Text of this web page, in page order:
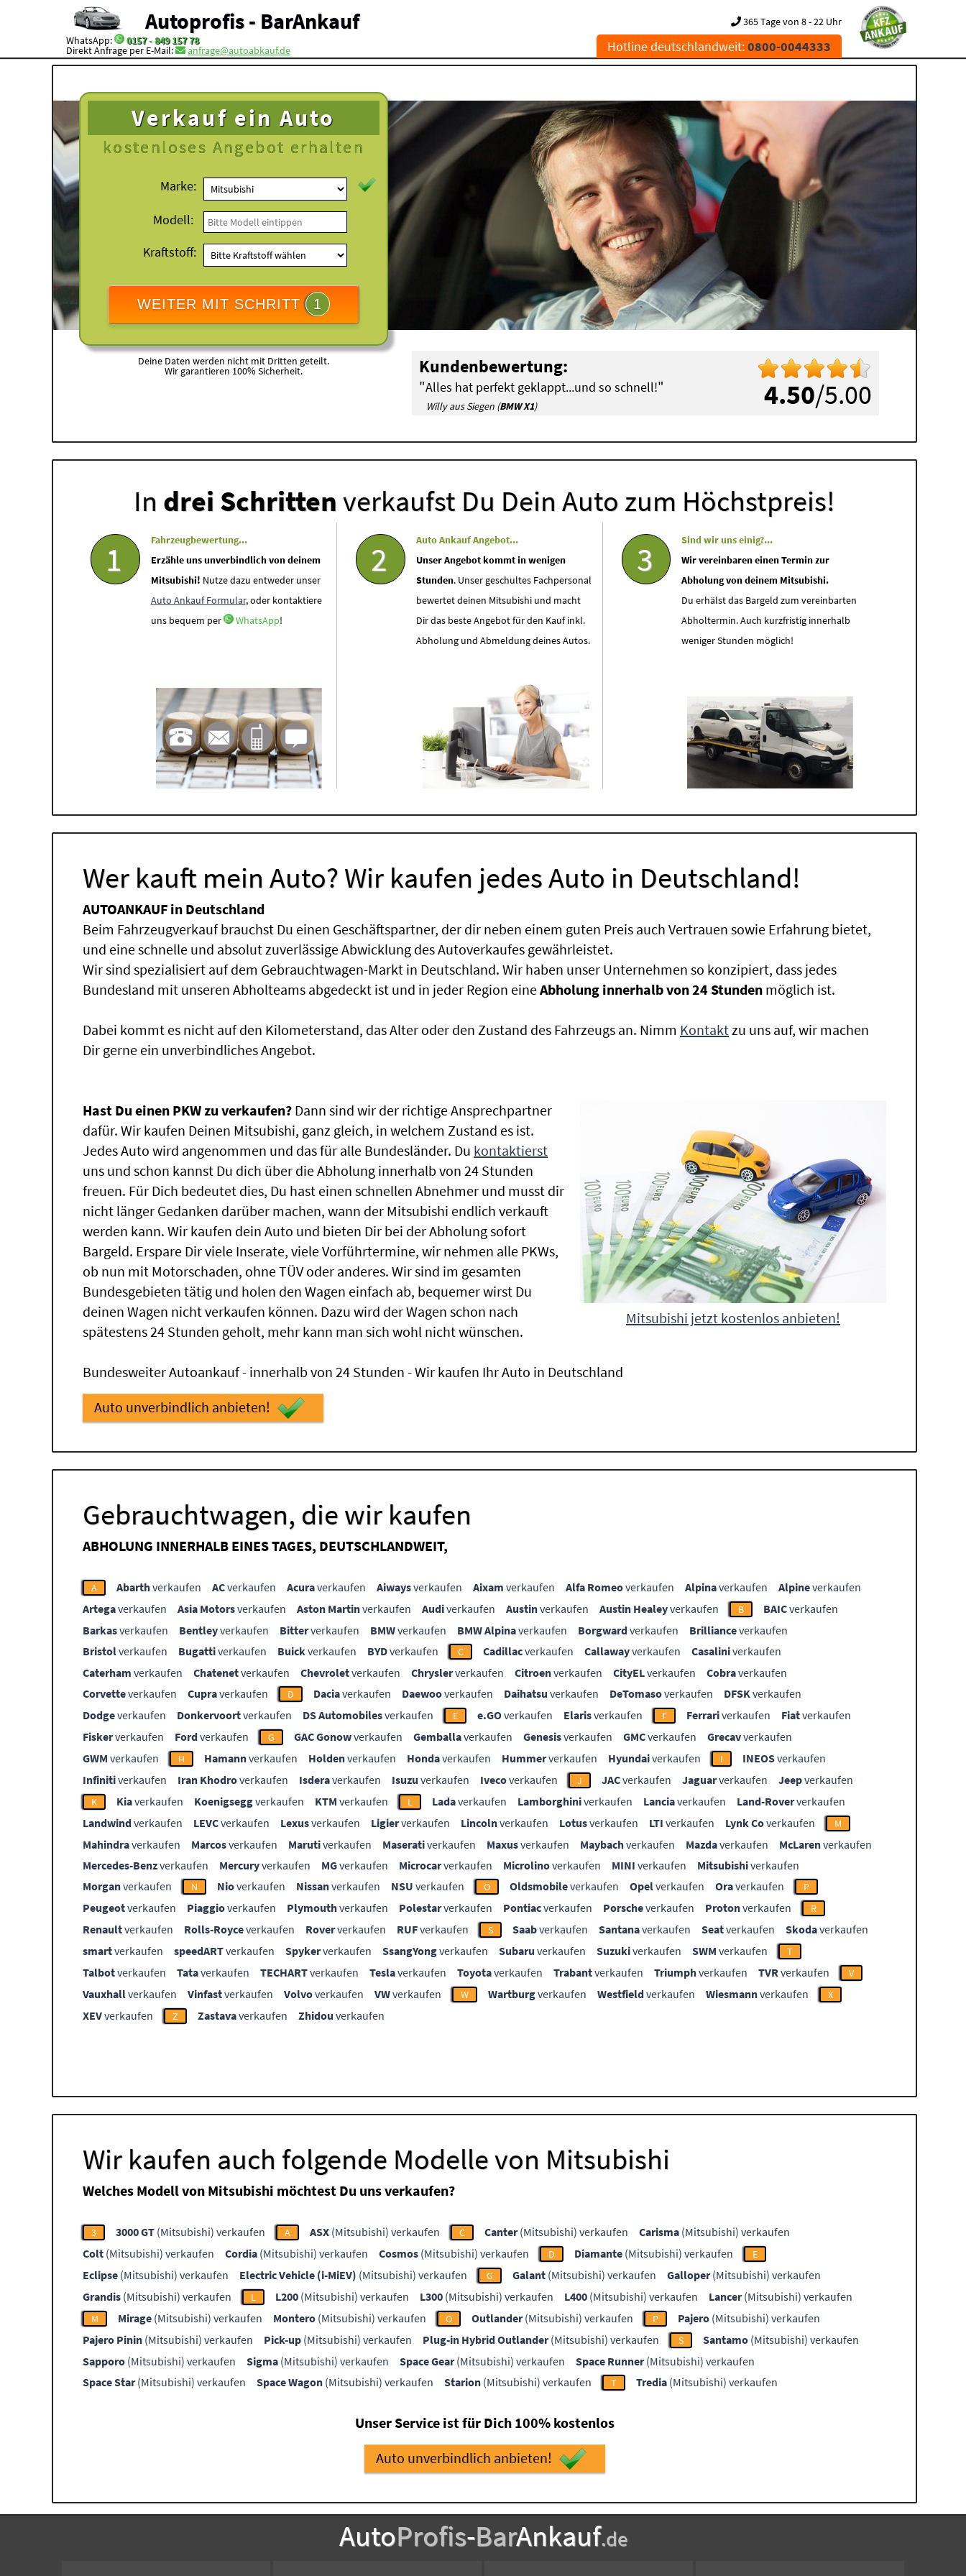
Autoprofis - BarAnkauf
WhatsApp: 0157 - 849 157 78
Direkt Anfrage per E-Mail: anfrage@autoabkauf.de
365 Tage von 8 - 22 Uhr
Hotline deutschlandweit:0800-0044333
Verkauf ein Auto
kostenloses Angebot erhalten
Marke:
Modell:
Kraftstoff:
WEITER MIT SCHRITT 1
Deine Daten werden nicht mit Dritten geteilt.
Wir garantieren 100% Sicherheit.
4.50/5.00
Kundenbewertung:
"Alles hat perfekt geklappt...und so schnell!"
Willy aus Siegen (BMW X1)
In drei Schrittenverkaufst Du Dein Auto zum Höchstpreis!
1
Fahrzeugbewertung...
Erzähle uns unverbindlich von deinem
Mitsubishi! Nutze dazu entweder unser
Auto Ankauf Formular, oder kontaktiere
uns bequem per
WhatsApp!
2
Auto Ankauf Angebot...
Unser Angebot kommt in wenigen
Stunden. Unser geschultes Fachpersonal
bewertet deinen Mitsubishi und macht
Dir das beste Angebot für den Kauf inkl.
Abholung und Abmeldung deines Autos.
3
Sind wir uns einig?...
Wir vereinbaren einen Termin zur
Abholung von deinem Mitsubishi.
Du erhälst das Bargeld zum vereinbarten
Abholtermin. Auch kurzfristig innerhalb
weniger Stunden möglich!
Wer kauft mein Auto? Wir kaufen jedes Auto in Deutschland!
AUTOANKAUF in Deutschland
Beim Fahrzeugverkauf brauchst Du einen Geschäftspartner, der dir neben einem guten Preis auch Vertrauen sowie Erfahrung bietet,
und eine schnelle und absolut zuverlässige Abwicklung des Autoverkaufes gewährleistet.
Wir sind spezialisiert auf dem Gebrauchtwagen-Markt in Deutschland. Wir haben unser Unternehmen so konzipiert, dass jedes
Bundesland mit unseren Abholteams abgedeckt ist und in jeder Region eineAbholung innerhalb von 24 Stunden möglich ist.
Dabei kommt es nicht auf den Kilometerstand, das Alter oder den Zustand des Fahrzeugs an. Nimm Kontaktzu uns auf, wir machen
Dir gerne ein unverbindliches Angebot.
Mitsubishi jetzt kostenlos anbieten!
Hast Du einen PKW zu verkaufen? Dann sind wir der richtige Ansprechpartner
dafür. Wir kaufen Deinen Mitsubishi, ganz gleich, in welchem Zustand es ist.
Jedes Auto wird angenommen und das für alle Bundesländer. Du kontaktierst
uns und schon kannst Du dich über die Abholung innerhalb von 24 Stunden
freuen. Für Dich bedeutet dies, Du hast einen schnellen Abnehmer und musst dir
nicht länger Gedanken darüber machen, wann der Mitsubishi endlich verkauft
werden kann. Wir kaufen dein Auto und bieten Dir bei der Abholung sofort
Bargeld. Erspare Dir viele Inserate, viele Vorführtermine, wir nehmen alle PKWs,
ob nun mit Motorschaden, ohne TÜV oder anderes. Wir sind im gesamten
Bundesgebieten tätig und holen den Wagen einfach ab, bequemer wirst Du
deinen Wagen nicht verkaufen können. Dazu wird der Wagen schon nach
spätestens 24 Stunden geholt, mehr kann man sich wohl nicht wünschen.
Bundesweiter Autoankauf - innerhalb von 24 Stunden - Wir kaufen Ihr Auto in Deutschland
Auto unverbindlich anbieten!
Gebrauchtwagen, die wir kaufen
ABHOLUNG INNERHALB EINES TAGES, DEUTSCHLANDWEIT,
A Abarthverkaufen ACverkaufen Acuraverkaufen Aiwaysverkaufen Aixam verkaufen Alfa Romeoverkaufen Alpinaverkaufen Alpineverkaufen
Artegaverkaufen Asia Motorsverkaufen Aston Martinverkaufen Audiverkaufen Austinverkaufen Austin Healeyverkaufen B BAICverkaufen
Barkasverkaufen Bentleyverkaufen Bitterverkaufen BMWverkaufen BMW Alpinaverkaufen Borgwardverkaufen Brillianceverkaufen
Bristolverkaufen Bugattiverkaufen Buickverkaufen BYDverkaufen C Cadillacverkaufen Callawayverkaufen Casaliniverkaufen
Caterham verkaufen Chatenetverkaufen Chevroletverkaufen Chryslerverkaufen Citroenverkaufen CityELverkaufen Cobraverkaufen
Corvetteverkaufen Cupraverkaufen D Daciaverkaufen Daewooverkaufen Daihatsu verkaufen DeTomasoverkaufen DFSKverkaufen
Dodgeverkaufen Donkervoortverkaufen DS Automobilesverkaufen E e.GOverkaufen Elarisverkaufen F Ferrariverkaufen Fiatverkaufen
Fiskerverkaufen Fordverkaufen G GAC Gonowverkaufen Gemballaverkaufen Genesisverkaufen GMCverkaufen Grecavverkaufen
GWM verkaufen H Hamannverkaufen Holdenverkaufen Hondaverkaufen Hummerverkaufen Hyundaiverkaufen I INEOSverkaufen
Infinitiverkaufen Iran Khodroverkaufen Isderaverkaufen Isuzu verkaufen Ivecoverkaufen J JACverkaufen Jaguarverkaufen Jeepverkaufen
K Kiaverkaufen Koenigseggverkaufen KTM verkaufen L Ladaverkaufen Lamborghiniverkaufen Lanciaverkaufen Land-Roververkaufen
Landwindverkaufen LEVCverkaufen Lexusverkaufen Ligierverkaufen Lincolnverkaufen Lotusverkaufen LTI verkaufen Lynk Coverkaufen M
Mahindraverkaufen Marcosverkaufen Marutiverkaufen Maserativerkaufen Maxusverkaufen Maybachverkaufen Mazdaverkaufen McLarenverkaufen
Mercedes-Benzverkaufen Mercuryverkaufen MGverkaufen Microcarverkaufen Microlinoverkaufen MINI verkaufen Mitsubishiverkaufen
Morganverkaufen N Nioverkaufen Nissanverkaufen NSU verkaufen O Oldsmobileverkaufen Opelverkaufen Oraverkaufen P
Peugeotverkaufen Piaggioverkaufen Plymouthverkaufen Polestarverkaufen Pontiacverkaufen Porscheverkaufen Protonverkaufen R
Renaultverkaufen Rolls-Royceverkaufen Roververkaufen RUFverkaufen S Saabverkaufen Santanaverkaufen Seatverkaufen Skodaverkaufen
smartverkaufen speedARTverkaufen Spykerverkaufen SsangYongverkaufen Subaru verkaufen Suzukiverkaufen SWM verkaufen T
Talbotverkaufen Tataverkaufen TECHARTverkaufen Teslaverkaufen Toyotaverkaufen Trabantverkaufen Triumphverkaufen TVRverkaufen V
Vauxhallverkaufen Vinfastverkaufen Volvoverkaufen VWverkaufen W Wartburgverkaufen Westfieldverkaufen Wiesmannverkaufen X
XEVverkaufen Z Zastavaverkaufen Zhidou verkaufen
Wir kaufen auch folgende Modelle von Mitsubishi
Welches Modell von Mitsubishi möchtest Du uns verkaufen?
3 3000 GT (Mitsubishi) verkaufen A ASX (Mitsubishi) verkaufen C Canter(Mitsubishi) verkaufen Carisma (Mitsubishi) verkaufen
Colt (Mitsubishi) verkaufen Cordia (Mitsubishi) verkaufen Cosmos (Mitsubishi) verkaufen D Diamante (Mitsubishi) verkaufen E
Eclipse (Mitsubishi) verkaufen Electric Vehicle (i-MiEV) (Mitsubishi) verkaufen G Galant (Mitsubishi) verkaufen Galloper(Mitsubishi) verkaufen
Grandis (Mitsubishi) verkaufen L L200 (Mitsubishi) verkaufen L300 (Mitsubishi) verkaufen L400 (Mitsubishi) verkaufen Lancer(Mitsubishi) verkaufen
M Mirage (Mitsubishi) verkaufen Montero (Mitsubishi) verkaufen O Outlander(Mitsubishi) verkaufen P Pajero (Mitsubishi) verkaufen
Pajero Pinin (Mitsubishi) verkaufen Pick-up (Mitsubishi) verkaufen Plug-in Hybrid Outlander(Mitsubishi) verkaufen S Santamo (Mitsubishi) verkaufen
Sapporo (Mitsubishi) verkaufen Sigma (Mitsubishi) verkaufen Space Gear(Mitsubishi) verkaufen Space Runner(Mitsubishi) verkaufen
Space Star(Mitsubishi) verkaufen Space Wagon (Mitsubishi) verkaufen Starion (Mitsubishi) verkaufen T Tredia (Mitsubishi) verkaufen
Unser Service ist für Dich 100% kostenlos
Auto unverbindlich anbieten!
AutoProfis-BarAnkauf.de